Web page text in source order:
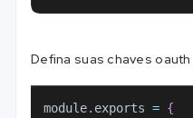
Defina suas chaves
module. exports = {